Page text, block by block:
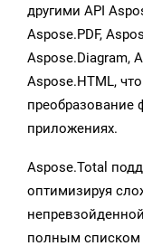
другими API
Aspose.PDF,
Aspose.Diagram,
Aspose.HTML,
приложениях.
Aspose.Total
оптимизируя
полным